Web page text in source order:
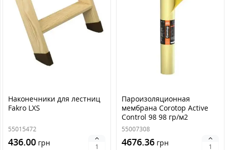
Наконечники для лестниц
Fakro LXS
55015472
436.00 грн
Пароизоляционная
мембрана Corotop Active
Control 98 98 гр/м2
55007308
4676.36 грн